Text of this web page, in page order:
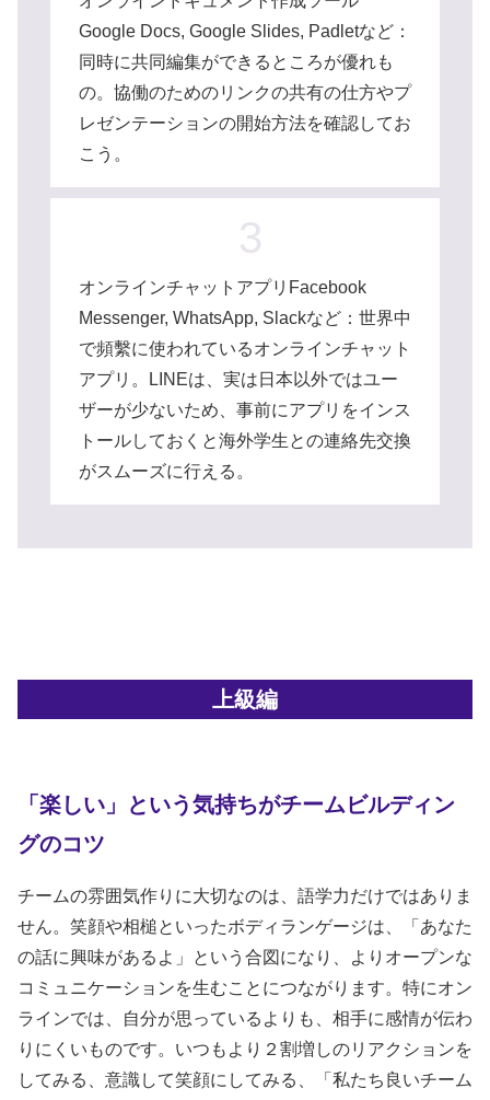
Google Docs, Google Slides, Padletなど：
同時に共同編集ができるところが優れも
の。協働のためのリンクの共有の仕方やプ
レゼンテーションの開始方法を確認してお
こう。
3
オンラインチャットアプリFacebook
Messenger, WhatsApp, Slackなど：世界中
で頻繫に使われているオンラインチャット
アプリ。LINEは、実は日本以外ではユー
ザーが少ないため、事前にアプリをインス
トールしておくと海外学生との連絡先交換
がスムーズに行える。
上級編
「楽しい」という気持ちがチームビルディン
グのコツ
チームの雰囲気作りに大切なのは、語学力だけではありま
せん。笑顔や相槌といったボディランゲージは、「あなた
の話に興味があるよ」という合図になり、よりオープンな
コミュニケーションを生むことにつながります。特にオン
ラインでは、自分が思っているよりも、相手に感情が伝わ
りにくいものです。いつもより２割増しのリアクションを
してみる、意識して笑顔にしてみる、「私たち良いチーム